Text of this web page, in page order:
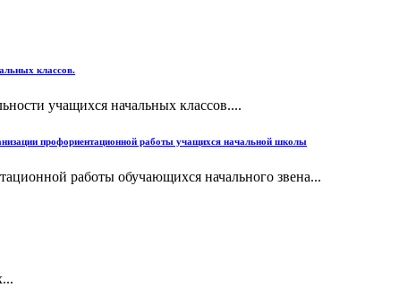
классов.
учащихся начальных классов....
профориентационной работы учащихся начальной школы
работы обучающихся начального звена...